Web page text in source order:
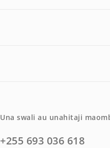
Una swali au unahitaji
+255 693 036 618